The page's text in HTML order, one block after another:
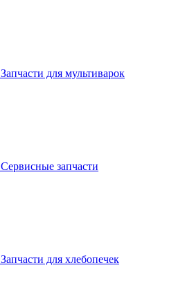
Запчасти для мультиварок
Сервисные запчасти
Запчасти для хлебопечек